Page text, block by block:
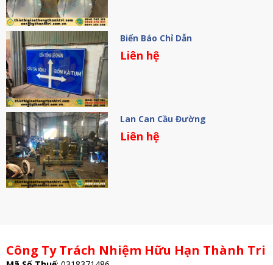
Biển Báo Chỉ Dẫn
Liên hệ
Lan Can Cầu Đường
Liên hệ
Công Ty Trách Nhiệm Hữu Hạn Thành Tri